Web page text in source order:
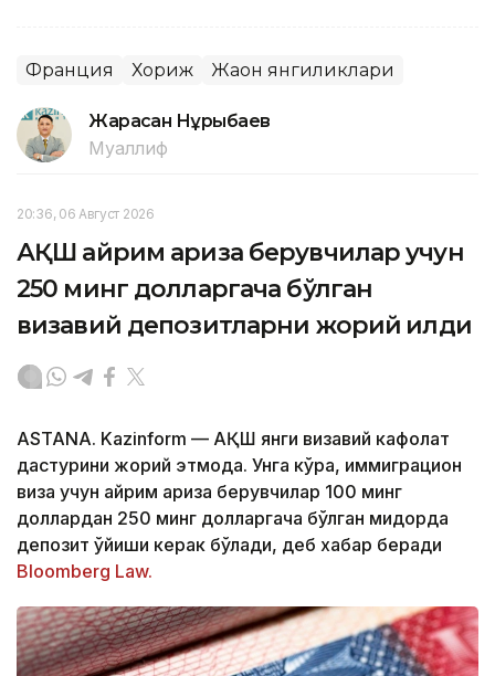
Франция Хориж Жаҳон янгиликлари
Жарасқан Нұрыбаев
Муаллиф
20:36, 06 Август 2026
АҚШ айрим ариза берувчилар учун
250 минг долларгача бўлган
визавий депозитларни жорий қилди
ASTANA. Kazinform — АҚШ янги визавий кафолат
дастурини жорий этмоқда. Унга кўра, иммиграцион
виза учун айрим ариза берувчилар 100 минг
доллардан 250 минг долларгача бўлган миқдорда
депозит қўйиши керак бўлади, деб хабар беради
Bloomberg Law.